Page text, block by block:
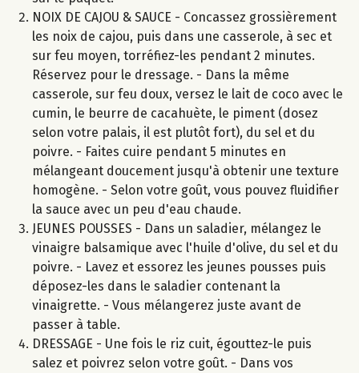
NOIX DE CAJOU & SAUCE - Concassez grossièrement
les noix de cajou, puis dans une casserole, à sec et
sur feu moyen, torréfiez-les pendant 2 minutes.
Réservez pour le dressage. - Dans la même
casserole, sur feu doux, versez le lait de coco avec le
cumin, le beurre de cacahuète, le piment (dosez
selon votre palais, il est plutôt fort), du sel et du
poivre. - Faites cuire pendant 5 minutes en
mélangeant doucement jusqu'à obtenir une texture
homogène. - Selon votre goût, vous pouvez fluidifier
la sauce avec un peu d'eau chaude.
JEUNES POUSSES - Dans un saladier, mélangez le
vinaigre balsamique avec l'huile d'olive, du sel et du
poivre. - Lavez et essorez les jeunes pousses puis
déposez-les dans le saladier contenant la
vinaigrette. - Vous mélangerez juste avant de
passer à table.
DRESSAGE - Une fois le riz cuit, égouttez-le puis
salez et poivrez selon votre goût. - Dans vos